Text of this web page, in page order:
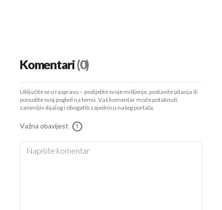
Komentari(0)
Uključite se u raspravu – podijelite svoje mišljenje, postavite pitanja ili
ponudite svoj pogled na temu. Vaš komentar može potaknuti
zanimljiv dijalog i obogatiti zajednicu našeg portala.
Važna obavijest !